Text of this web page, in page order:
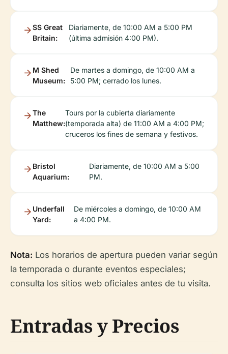
SS Great
Britain:
Diariamente, de 10:00 AM a 5:00 PM
(última admisión 4:00 PM).
M Shed
Museum:
De martes a domingo, de 10:00 AM a
5:00 PM; cerrado los lunes.
The
Matthew:
Tours por la cubierta diariamente
(temporada alta) de 11:00 AM a 4:00 PM;
cruceros los fines de semana y festivos.
Bristol
Aquarium:
Diariamente, de 10:00 AM a 5:00
PM.
Underfall
Yard:
De miércoles a domingo, de 10:00 AM
a 4:00 PM.
Nota: Los horarios de apertura pueden variar según
la temporada o durante eventos especiales;
consulta los sitios web oficiales antes de tu visita.
Entradas y Precios